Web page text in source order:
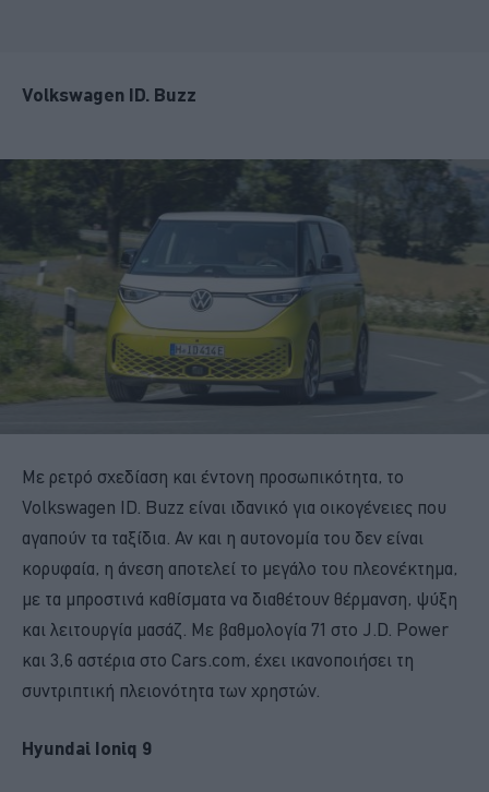
Volkswagen ID. Buzz
Με ρετρό σχεδίαση και έντονη προσωπικότητα, το
Volkswagen ID. Buzz είναι ιδανικό για οικογένειες που
αγαπούν τα ταξίδια. Αν και η αυτονομία του δεν είναι
κορυφαία, η άνεση αποτελεί το μεγάλο του πλεονέκτημα,
με τα μπροστινά καθίσματα να διαθέτουν θέρμανση, ψύξη
και λειτουργία μασάζ. Με βαθμολογία 71 στο J.D. Power
και 3,6 αστέρια στο Cars.com, έχει ικανοποιήσει τη
συντριπτική πλειονότητα των χρηστών.
Hyundai Ioniq 9